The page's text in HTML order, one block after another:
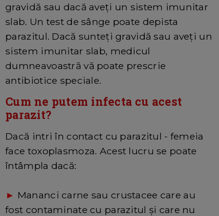
gravidă sau dacă aveți un sistem imunitar
slab. Un test de sânge poate depista
parazitul. Dacă sunteți gravidă sau aveți un
sistem imunitar slab, medicul
dumneavoastră vă poate prescrie
antibiotice speciale.
Cum ne putem infecta cu acest
parazit?
Dacă intri în contact cu parazitul - femeia
face toxoplasmoza. Acest lucru se poate
întâmpla dacă:
► Mananci carne sau crustacee care au
fost contaminate cu parazitul și care nu